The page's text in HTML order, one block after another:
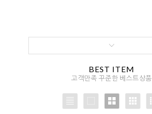
BEST ITEM
고객만족 꾸준한 베스트상품